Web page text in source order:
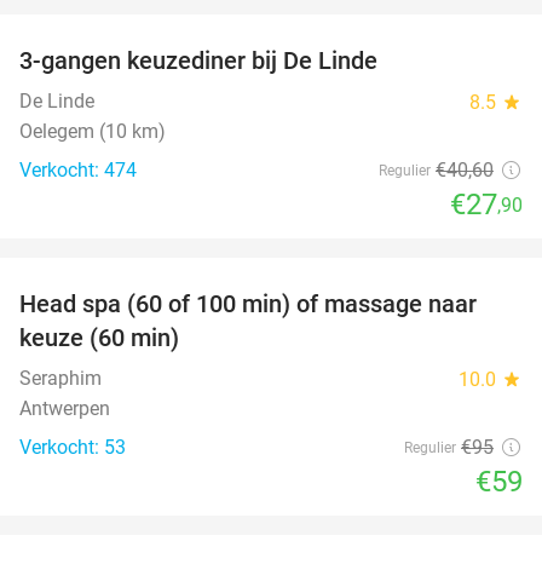
3-gangen keuzediner bij De Linde
De Linde 8.5 star
Oelegem (10 km)
Verkocht: 474
Regulier €40,60
€27,90
38%
Head spa (60 of 100 min) of massage naar
keuze (60 min)
Seraphim 10.0 star
Antwerpen
Verkocht: 53
Regulier €95
€59